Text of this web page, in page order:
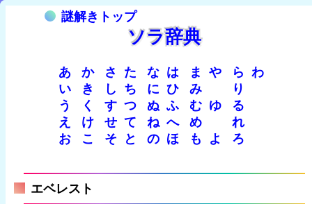
謎解きトップ
ソラ辞典
あ か さ た な は ま や ら わ
い
き し ち に ひ み
り
う
く す つ ぬ ふ む ゆ
る
え
け せ て ね へ め
れ
お
こ そ と の ほ も よ ろ
エベレスト